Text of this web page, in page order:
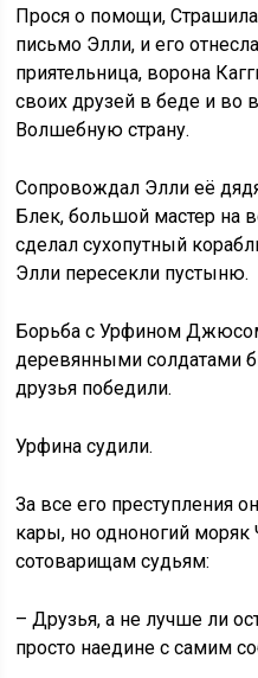
Прося о помощи,
письмо Элли, и его
приятельница, ворона
своих друзей в беде и во
Волшебную страну.
Сопровождал Элли её
Блек, большой мастер
сделал сухопутный
Элли пересекли пустыню.
Борьба с Урфином
деревянными солдатами
друзья победили.
Урфина судили.
За все его преступления
кары, но одноногий моряк
сотоварищам судьям:
– Друзья, а не лучше ли
просто наедине с самим